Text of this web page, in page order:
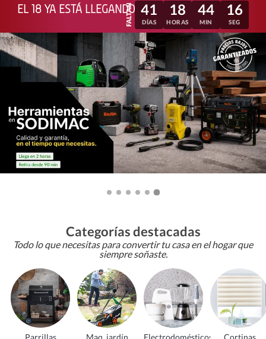
EL 18 YA ESTÁ LLEGANDO 41
DÍAS
18
HORAS
44
MIN
13
SEG
Categorías destacadas
Todo lo que necesitas para convertir tu casa en el hogar que
siempre soñaste.
Parrillas Maq. jardín Electrodomésticos Cortinas